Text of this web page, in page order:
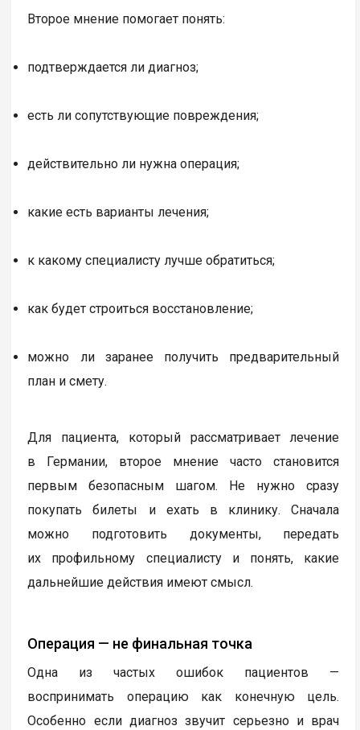
Второе мнение помогает понять:
подтверждается ли диагноз;
есть ли сопутствующие повреждения;
действительно ли нужна операция;
какие есть варианты лечения;
к какому специалисту лучше обратиться;
как будет строиться восстановление;
можно ли заранее получить предварительный
план и смету.
Для пациента, который рассматривает лечение
в Германии, второе мнение часто становится
первым безопасным шагом. Не нужно сразу
покупать билеты и ехать в клинику. Сначала
можно подготовить документы, передать
их профильному специалисту и понять, какие
дальнейшие действия имеют смысл.
Операция — не финальная точка
Одна из частых ошибок пациентов —
воспринимать операцию как конечную цель.
Особенно если диагноз звучит серьезно и врач